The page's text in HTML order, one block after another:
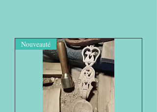
Nouveauté